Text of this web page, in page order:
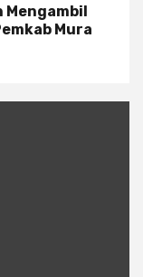
Mengambil
Mura